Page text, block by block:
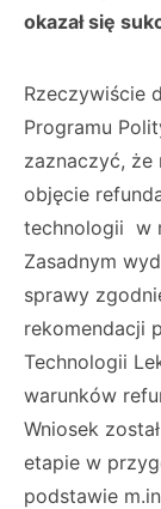
okazał się
Rzeczywiście
Programu
zaznaczyć, że
objęcie
technologii w
Zasadnym
sprawy
rekomendacji
Technologii
warunków
Wniosek
etapie w
podstawie